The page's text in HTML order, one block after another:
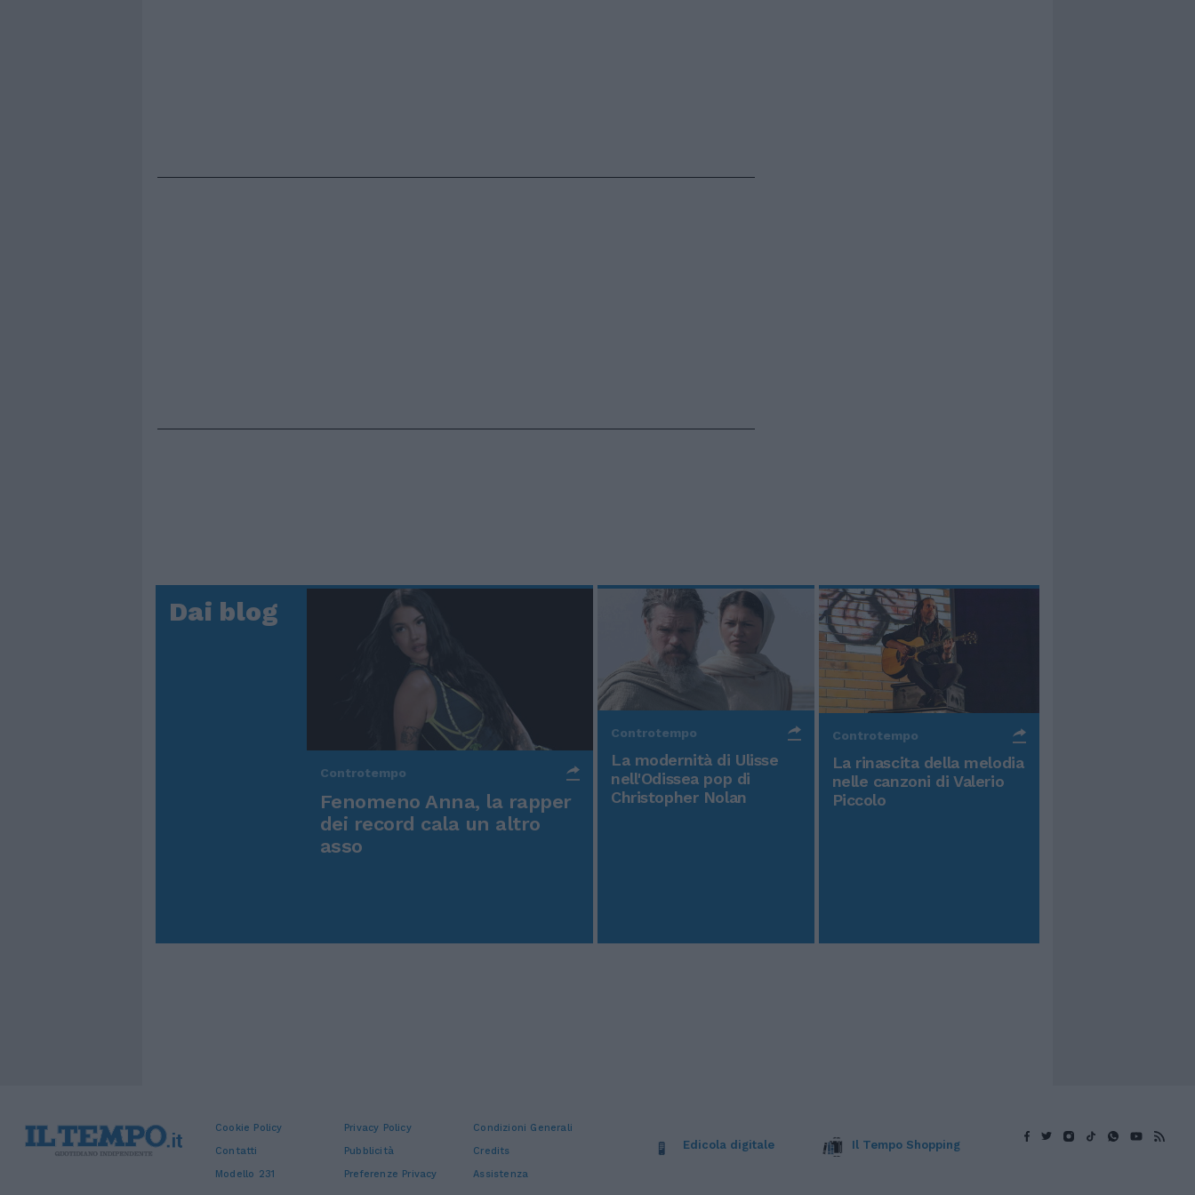
Dai blog
Controtempo
Fenomeno Anna, la rapper
dei record cala un altro
asso
Controtempo
La modernità di Ulisse
nell'Odissea pop di
Christopher Nolan
Controtempo
La rinascita della melodia
nelle canzoni di Valerio
Piccolo
Cookie Policy Privacy Policy
Condizioni Generali
Contatti
Pubblicità
Credits
Modello 231
Preferenze Privacy Assistenza
Edicola digitale Il Tempo Shopping